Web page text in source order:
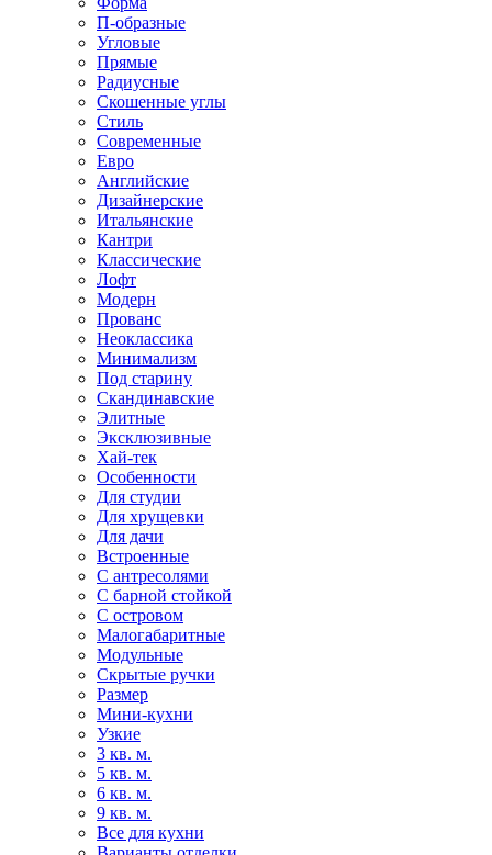
П-образные
Угловые
Прямые
Радиусные
Скошенные углы
Стиль
Современные
Евро
Английские
Дизайнерские
Итальянские
Кантри
Классические
Лофт
Модерн
Прованс
Неоклассика
Минимализм
Под старину
Скандинавские
Элитные
Эксклюзивные
Хай-тек
Особенности
Для студии
Для хрущевки
Для дачи
Встроенные
С антресолями
С барной стойкой
С островом
Малогабаритные
Модульные
Скрытые ручки
Размер
Мини-кухни
Узкие
3 кв. м.
5 кв. м.
6 кв. м.
9 кв. м.
Все для кухни